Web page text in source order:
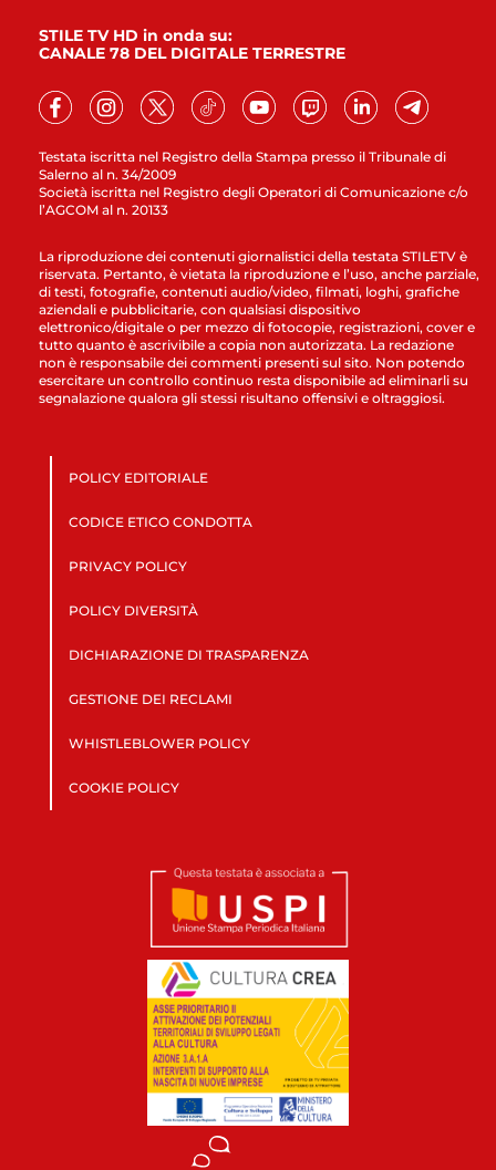
Testata iscritta nel Registro della Stampa presso il Tribunale di
Salerno al n. 34/2009
Società iscritta nel Registro degli Operatori di Comunicazione c/o
l’AGCOM al n. 20133
STILE TV HD in onda su:
CANALE 78 DEL DIGITALE TERRESTRE
La riproduzione dei contenuti giornalistici della testata STILETV è
riservata. Pertanto, è vietata la riproduzione e l’uso, anche parziale,
di testi, fotografie, contenuti audio/video, filmati, loghi, grafiche
aziendali e pubblicitarie, con qualsiasi dispositivo
elettronico/digitale o per mezzo di fotocopie, registrazioni, cover e
tutto quanto è ascrivibile a copia non autorizzata. La redazione
non è responsabile dei commenti presenti sul sito. Non potendo
esercitare un controllo continuo resta disponibile ad eliminarli su
segnalazione qualora gli stessi risultano offensivi e oltraggiosi.
POLICY EDITORIALE
CODICE ETICO CONDOTTA
PRIVACY POLICY
POLICY DIVERSITÀ
DICHIARAZIONE DI TRASPARENZA
GESTIONE DEI RECLAMI
WHISTLEBLOWER POLICY
COOKIE POLICY